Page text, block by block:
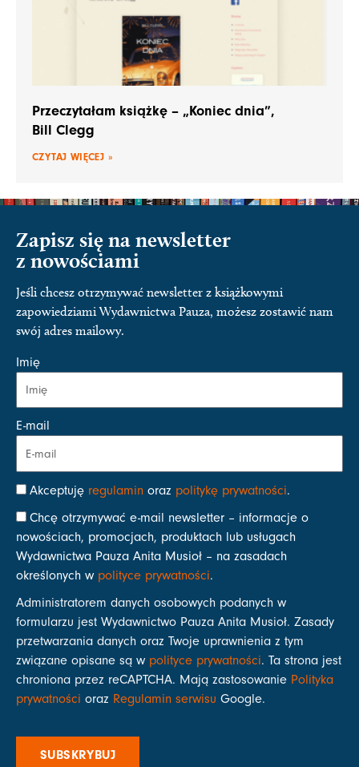
Przeczytałam książkę – „Koniec dnia”,
Bill Clegg
CZYTAJ WIĘCEJ »
Zapisz się na newsletter
z nowościami
Jeśli chcesz otrzymywać newsletter z książkowymi
zapowiedziami Wydawnictwa Pauza, możesz zostawić nam
swój adres mailowy.
Imię
E-mail
Akceptuję regulamin oraz politykę prywatności.
Chcę otrzymywać e-mail newsletter – informacje o
nowościach, promocjach, produktach lub usługach
Wydawnictwa Pauza Anita Musioł – na zasadach
określonych w polityce prywatności.
Administratorem danych osobowych podanych w
formularzu jest Wydawnictwo Pauza Anita Musioł. Zasady
przetwarzania danych oraz Twoje uprawnienia z tym
związane opisane są w polityce prywatności. Ta strona jest
chroniona przez reCAPTCHA. Mają zastosowanie Polityka
prywatności oraz Regulamin serwisu Google.
SUBSKRYBUJ